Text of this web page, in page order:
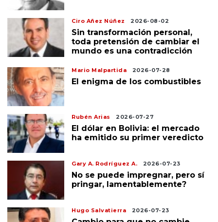
Ciro Añez Núñez 2026-08-02
Sin transformación personal,
toda pretensión de cambiar el
mundo es una contradicción
Mario Malpartida 2026-07-28
El enigma de los combustibles
Rubén Arias 2026-07-27
El dólar en Bolivia: el mercado
ha emitido su primer veredicto
Gary A. Rodríguez A. 2026-07-23
No se puede impregnar, pero sí
pringar, lamentablemente?
Hugo Salvatierra 2026-07-23